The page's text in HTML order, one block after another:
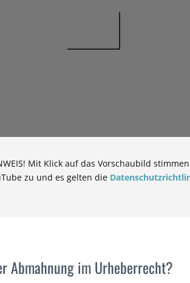
Mit Klick auf das Vorschaubild
zu und es gelten die
Abmahnung im Urheberrecht?